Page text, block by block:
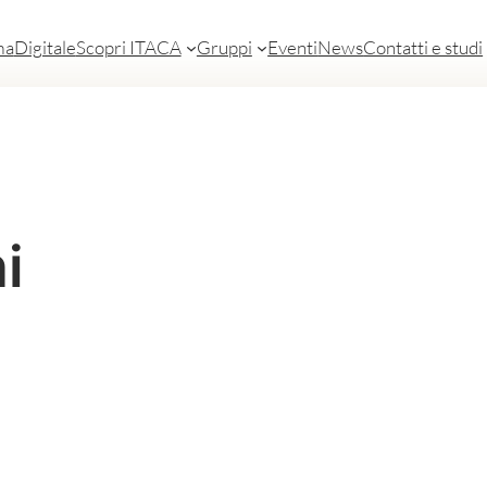
DigitaleScopri ITACA Gruppi EventiNewsContatti e studi